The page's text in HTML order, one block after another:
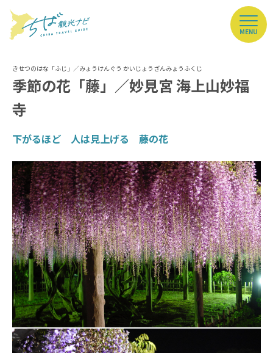
MENU
季節の花「藤」／妙見宮 海上山妙福
寺
下がるほど 人は見上げる 藤の花